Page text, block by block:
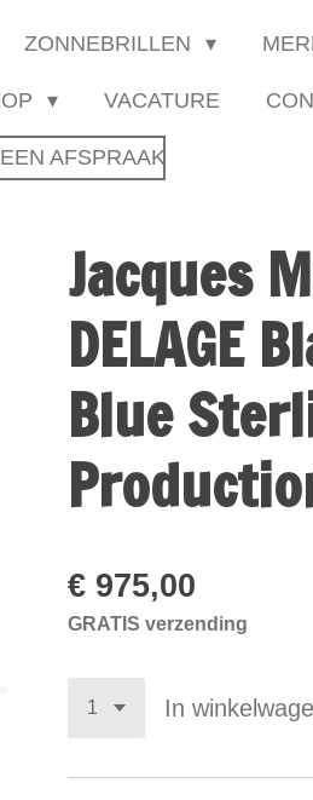
ZONNEBRILLEN
VACATURE
AFSPRAAK
Jacques
DELAGE
Blue
€ 975,00
GRATIS verzending
In